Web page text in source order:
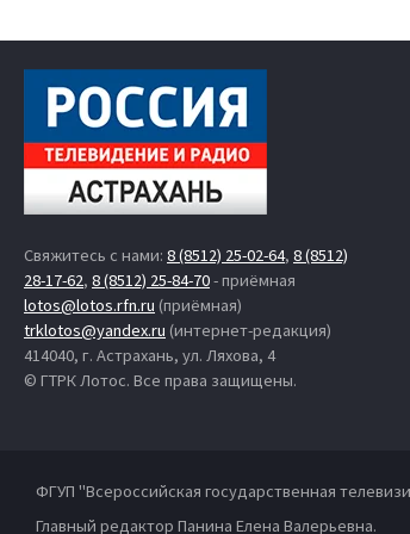
Свяжитесь с нами: 8 (8512) 25-02-64, 8 (8512)
28-17-62, 8 (8512) 25-84-70- приёмная
lotos@lotos.rfn.ru (приёмная)
trklotos@yandex.ru (интернет-редакция)
414040, г. Астрахань, ул. Ляхова, 4
© ГТРК Лотос. Все права защищены.
ФГУП "Всероссийская государственная
Главный редактор Панина Елена Валерьевна.